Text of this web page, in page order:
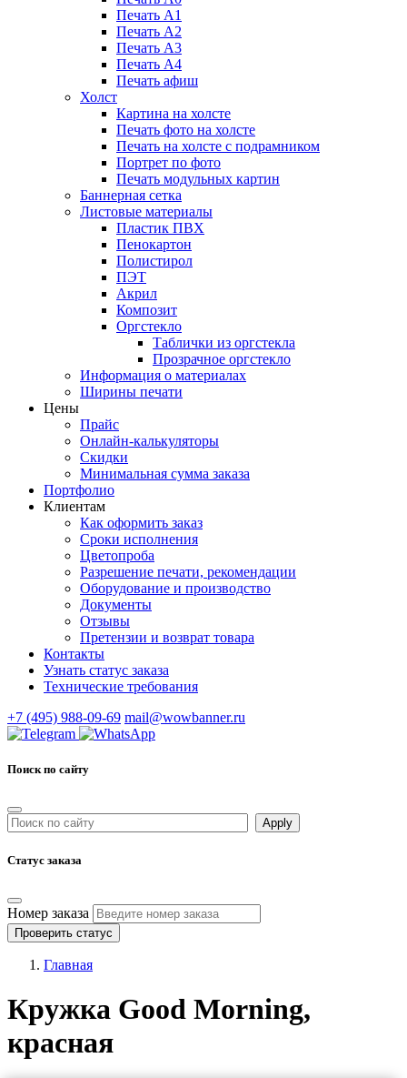
Печать А1
Печать А2
Печать А3
Печать А4
Печать афиш
Холст
Картина на холсте
Печать фото на холсте
Печать на холсте с подрамником
Портрет по фото
Печать модульных картин
Баннерная сетка
Листовые материалы
Пластик ПВХ
Пенокартон
Полистирол
ПЭТ
Акрил
Композит
Оргстекло
Таблички из оргстекла
Прозрачное оргстекло
Информация о материалах
Ширины печати
Цены
Прайс
Онлайн-калькуляторы
Скидки
Минимальная сумма заказа
Портфолио
Клиентам
Как оформить заказ
Сроки исполнения
Цветопроба
Разрешение печати, рекомендации
Оборудование и производство
Документы
Отзывы
Претензии и возврат товара
Контакты
Узнать статус заказа
Технические требования
+7 (495) 988-09-69 mail@wowbanner.ru
Поиск по сайту
Статус заказа
Номер заказа
Проверить статус
Главная
Кружка Good Morning,
красная